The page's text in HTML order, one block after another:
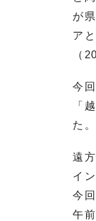
が
ア
（
今
「
た。
遠
イ
今
午